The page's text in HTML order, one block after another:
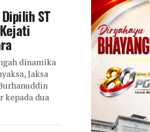
ST
dinamika
Jaksa
kepada dua